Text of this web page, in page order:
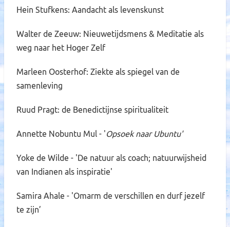
Hein Stufkens: Aandacht als levenskunst
Walter de Zeeuw: Nieuwetijdsmens & Meditatie als
weg naar het Hoger Zelf
Marleen Oosterhof: Ziekte als spiegel van de
samenleving
Ruud Pragt: de Benedictijnse spiritualiteit
Annette Nobuntu Mul - 'Opsoek naar Ubuntu'
Yoke de Wilde - 'De natuur als coach; natuurwijsheid
van Indianen als inspiratie'
Samira Ahale - 'Omarm de verschillen en durf jezelf
te zijn’